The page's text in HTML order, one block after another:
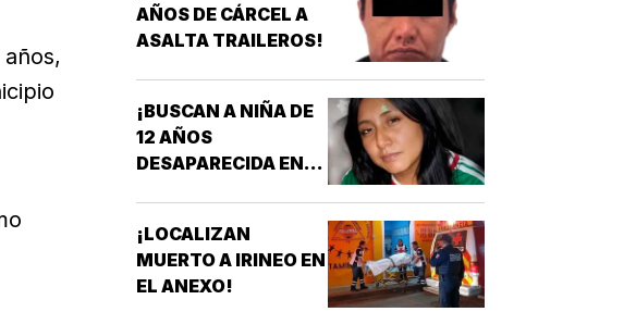
AÑOS DE CÁRCEL A
ASALTA TRAILEROS!
¡BUSCAN A NIÑA DE
12 AÑOS
DESAPARECIDA EN
¡LOCALIZAN
MUERTO A IRINEO EN
EL ANEXO!